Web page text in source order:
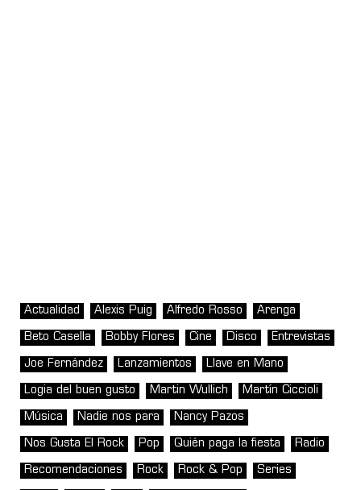
Actualidad Alexis Puig Alfredo Rosso Arenga
Beto Casella Bobby Flores Cine Disco Entrevistas
Joe Fernández Lanzamientos Llave en Mano
Logia del buen gusto Martin Wullich Martín Ciccioli
Música Nadie nos para Nancy Pazos
Nos Gusta El Rock Pop Quién paga la fiesta Radio
Recomendaciones Rock Rock & Pop Series